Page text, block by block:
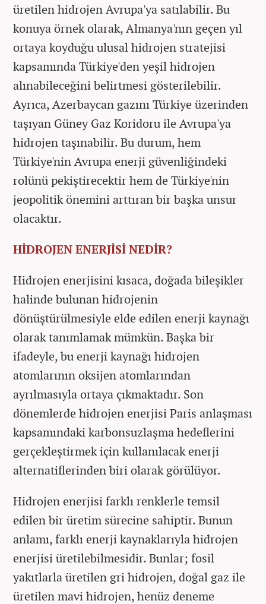
üretilen hidrojen Avrupa'ya satılabilir. Bu
konuya örnek olarak, Almanya'nın geçen yıl
ortaya koyduğu ulusal hidrojen stratejisi
kapsamında Türkiye'den yeşil hidrojen
alınabileceğini belirtmesi gösterilebilir.
Ayrıca, Azerbaycan gazını Türkiye üzerinden
taşıyan Güney Gaz Koridoru ile Avrupa'ya
hidrojen taşınabilir. Bu durum, hem
Türkiye'nin Avrupa enerji güvenliğindeki
rolünü pekiştirecektir hem de Türkiye'nin
jeopolitik önemini arttıran bir başka unsur
olacaktır.
HİDROJEN ENERJİSİ NEDİR?
Hidrojen enerjisini kısaca, doğada bileşikler
halinde bulunan hidrojenin
dönüştürülmesiyle elde edilen enerji kaynağı
olarak tanımlamak mümkün. Başka bir
ifadeyle, bu enerji kaynağı hidrojen
atomlarının oksijen atomlarından
ayrılmasıyla ortaya çıkmaktadır. Son
dönemlerde hidrojen enerjisi Paris anlaşması
kapsamındaki karbonsuzlaşma hedeflerini
gerçekleştirmek için kullanılacak enerji
alternatiflerinden biri olarak görülüyor.
Hidrojen enerjisi farklı renklerle temsil
edilen bir üretim sürecine sahiptir. Bunun
anlamı, farklı enerji kaynaklarıyla hidrojen
enerjisi üretilebilmesidir. Bunlar; fosil
yakıtlarla üretilen gri hidrojen, doğal gaz ile
üretilen mavi hidrojen, henüz deneme